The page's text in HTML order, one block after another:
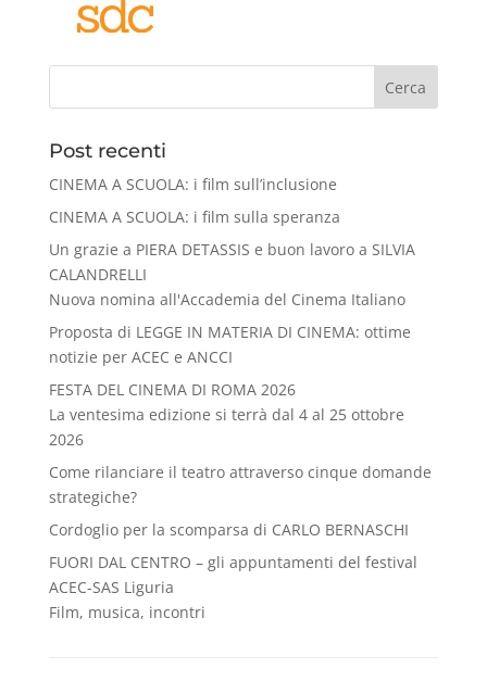
Cerca
Post recenti
CINEMA A SCUOLA: i film sull’inclusione
CINEMA A SCUOLA: i film sulla speranza
Un grazie a PIERA DETASSIS e buon lavoro a SILVIA
CALANDRELLI
Nuova nomina all'Accademia del Cinema Italiano
Proposta di LEGGE IN MATERIA DI CINEMA: ottime
notizie per ACEC e ANCCI
FESTA DEL CINEMA DI ROMA 2026
La ventesima edizione si terrà dal 4 al 25 ottobre
2026
Come rilanciare il teatro attraverso cinque domande
strategiche?
Cordoglio per la scomparsa di CARLO BERNASCHI
FUORI DAL CENTRO – gli appuntamenti del festival
ACEC-SAS Liguria
Film, musica, incontri